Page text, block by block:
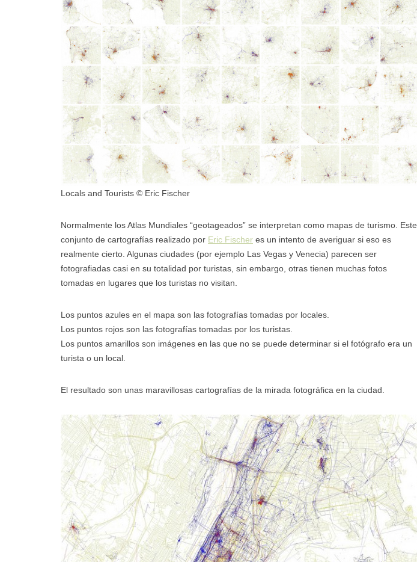
Locals and Tourists © Eric Fischer
Normalmente los Atlas Mundiales “geotageados” se interpretan como mapas de turismo. Este
conjunto de cartografías realizado por Eric Fischer es un intento de averiguar si eso es
realmente cierto. Algunas ciudades (por ejemplo Las Vegas y Venecia) parecen ser
fotografiadas casi en su totalidad por turistas, sin embargo, otras tienen muchas fotos
tomadas en lugares que los turistas no visitan.
Los puntos azules en el mapa son las fotografías tomadas por locales.
Los puntos rojos son las fotografías tomadas por los turistas.
Los puntos amarillos son imágenes en las que no se puede determinar si el fotógrafo era un
turista o un local.
El resultado son unas maravillosas cartografías de la mirada fotográfica en la ciudad.